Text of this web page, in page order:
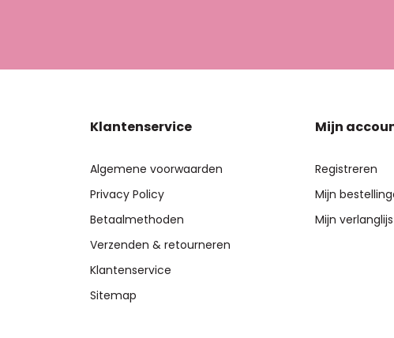
Klantenservice
Algemene voorwaarden
Privacy Policy
Betaalmethoden
Verzenden & retourneren
Klantenservice
Sitemap
Mijn
Registreren
Mijn
Mijn